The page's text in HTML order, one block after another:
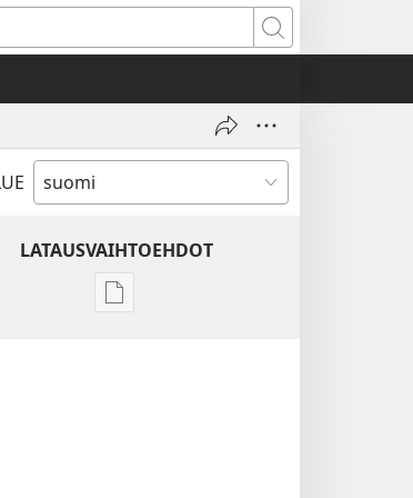
Hae
LATAUSVAIHTOEHDOT
Julkaisujen